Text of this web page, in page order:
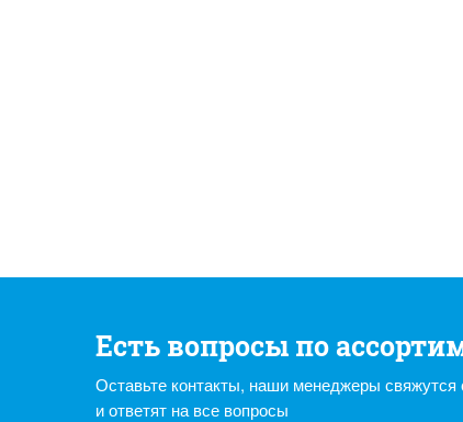
Есть вопросы по
Оставьте контакты, наши менеджеры свяжутся
и ответят на все вопросы